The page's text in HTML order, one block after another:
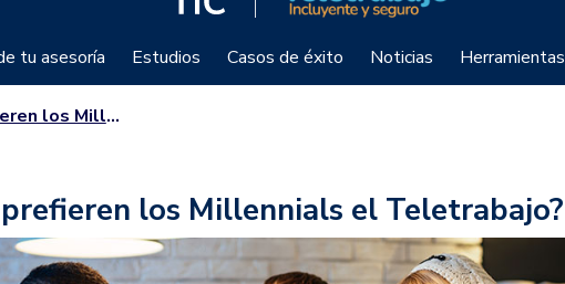
tu asesoría Estudios Casos de éxito Noticias Herramientas
el Teletrabajo?
los Millennials el Teletrabajo?